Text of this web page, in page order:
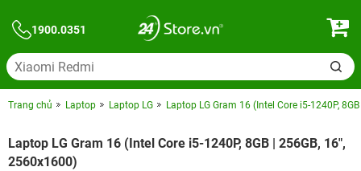
1900.0351
Trang chủ Laptop Laptop LG Laptop LG Gram 16 (Intel Core i5-1240P,
Laptop LG Gram 16 (Intel Core i5-1240P, 8GB | 256GB, 16",
2560x1600)